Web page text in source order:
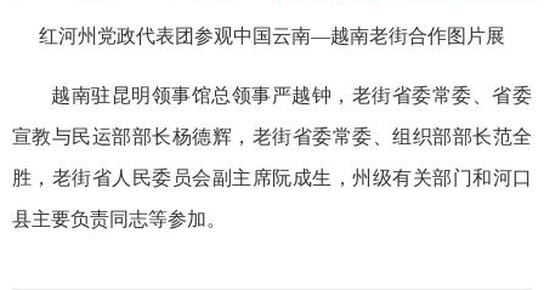
红河州党政代表团参观中国云南—越南老街合作图片展
越南驻昆明领事馆总领事严越钟，老街省委常委、省委
宣教与民运部部长杨德辉，老街省委常委、组织部部长范全
胜，老街省人民委员会副主席阮成生，州级有关部门和河口
县主要负责同志等参加。